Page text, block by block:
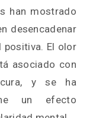
han mostrado
desencadenar
positiva. El olor
asociado con
y se ha
un efecto